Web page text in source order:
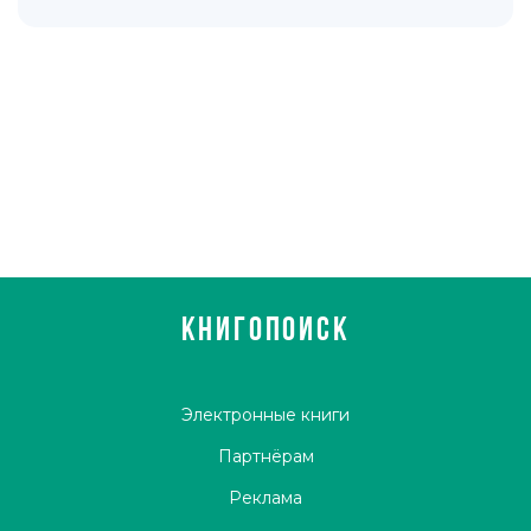
КНИГОПОИСК
Электронные книги
Партнёрам
Реклама